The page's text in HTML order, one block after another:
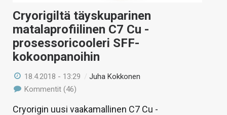
Cryorigiltä täyskuparinen
matalaprofiilinen C7 Cu -
prosessoricooleri SFF-
kokoonpanoihin
18.4.2018 - 13:29 /Juha Kokkonen
Kommentit (46)
Cryorigin uusi vaakamallinen C7 Cu -